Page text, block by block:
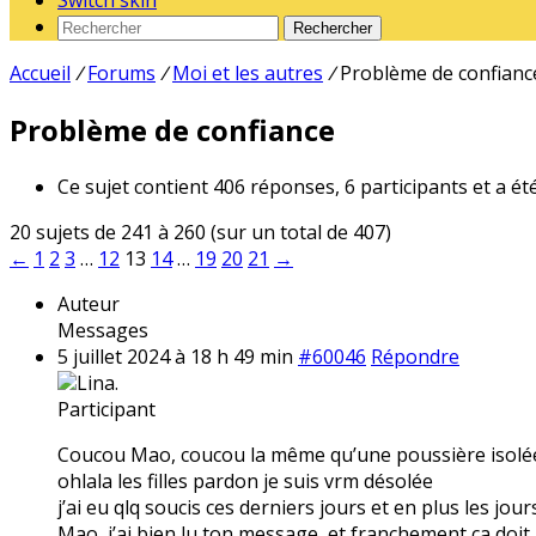
Rechercher
Accueil / Forums / Moi et les autres / Problème de
Problème de confiance
Ce sujet contient 406 réponses, 6 participants et a
20 sujets de 241 à 260 (sur un total de 407)
← 1 2 3 … 12 13 14… 19 20 21 →
Auteur
Messages
5 juillet 2024 à 18 h 49 min #60046 Répondre
Lina.
Participant
Coucou Mao, coucou la même qu’une poussière
ohlala les filles pardon je suis vrm désolée
j’ai eu qlq soucis ces derniers jours et en plus les